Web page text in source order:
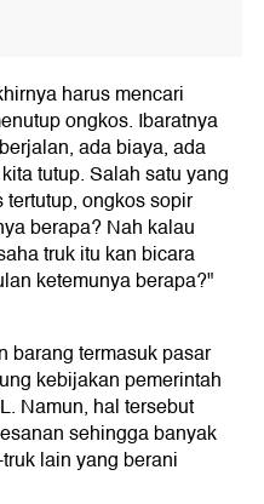
harus mencari
ongkos. Ibaratnya
ada biaya, ada
tutup. Salah satu yang
ongkos sopir
berapa? Nah kalau
truk itu kan bicara
ketemunya berapa?"
barang termasuk pasar
kebijakan pemerintah
Namun, hal tersebut
sehingga banyak
lain yang berani